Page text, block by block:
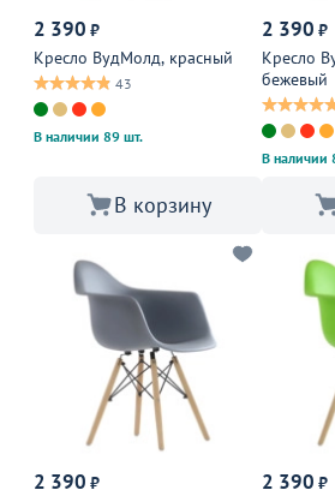
2 390 ₽
Кресло ВудМолд, красный
43
В наличии 89 шт.
В корзину
2 390 ₽
Кресло
бежевый
В наличии
2 390 ₽
2 390 ₽